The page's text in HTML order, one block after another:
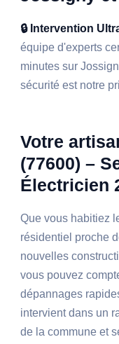
🔒 Intervention
équipe d'experts
minutes sur
sécurité est notre
Votre
(77600) –
Électricien
Que vous habitiez
résidentiel proche
nouvelles
vous pouvez
dépannages
intervient dans un
de la commune et